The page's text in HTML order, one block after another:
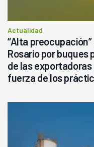
Actualidad
“Alta
Rosario por
de las
fuerza de los